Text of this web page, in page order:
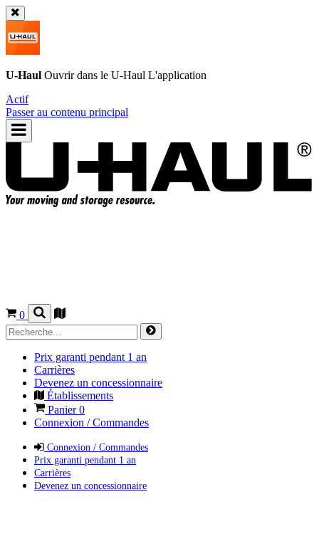
U-Haul Ouvrir dans le U-Haul L'application
Actif
Passer au contenu principal
0
Prix garanti pendant 1 an
Carrières
Devenez un concessionnaire
Établissements
Panier0
Connexion / Commandes
Connexion / Commandes
Prix garanti pendant 1 an
Carrières
Devenez un concessionnaire